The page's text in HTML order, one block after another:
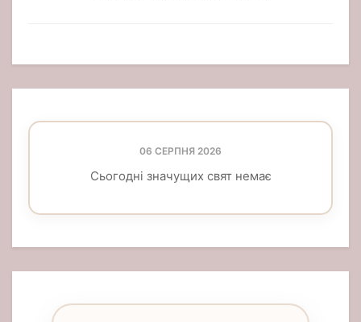
06 СЕРПНЯ 2026
Сьогодні значущих свят немає